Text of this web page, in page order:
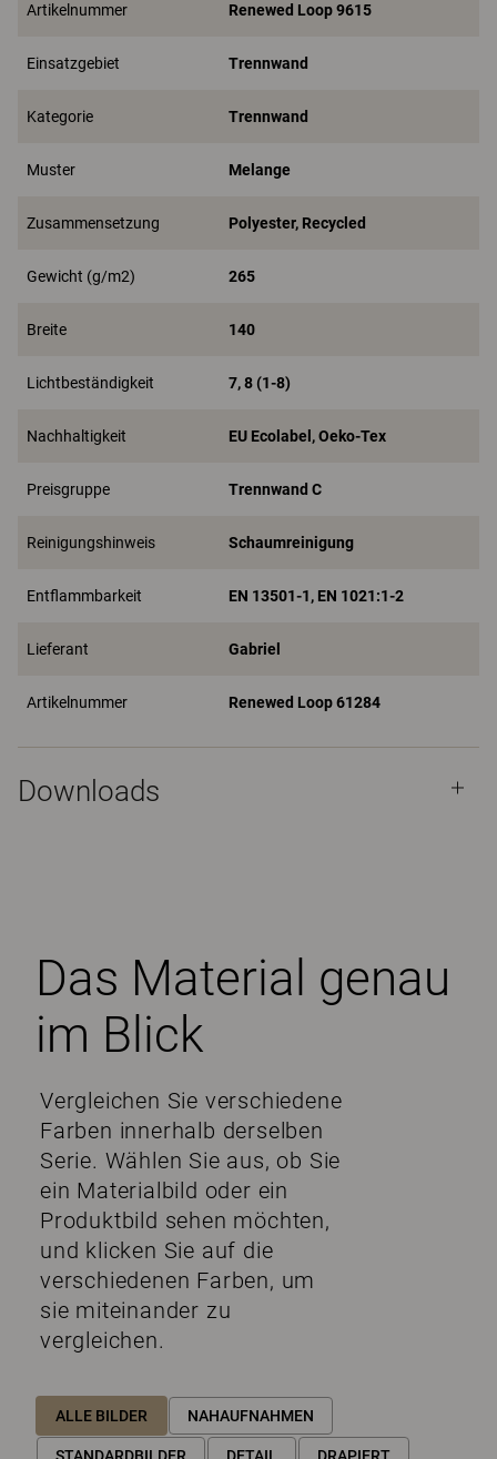
Artikelnummer Renewed Loop 9615
Einsatzgebiet Trennwand
Kategorie Trennwand
Muster Melange
Zusammensetzung Polyester, Recycled
Gewicht (g/m2) 265
Breite 140
Lichtbeständigkeit 7, 8 (1-8)
Nachhaltigkeit EU Ecolabel, Oeko-Tex
Preisgruppe Trennwand C
Reinigungshinweis Schaumreinigung
Entflammbarkeit EN 13501-1, EN 1021:1-2
Lieferant Gabriel
Artikelnummer Renewed Loop 61284
Downloads
Das Material genau
im Blick
Vergleichen Sie verschiedene
Farben innerhalb derselben
Serie. Wählen Sie aus, ob Sie
ein Materialbild oder ein
Produktbild sehen möchten,
und klicken Sie auf die
verschiedenen Farben, um
sie miteinander zu
vergleichen.
ALLE BILDER NAHAUFNAHMEN